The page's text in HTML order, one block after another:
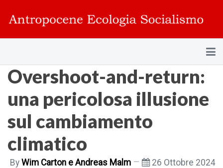
Overshoot-and-return:
una pericolosa illusione
sul cambiamento
climatico
By Wim Carton e Andreas Malm 26 Ottobre 2024